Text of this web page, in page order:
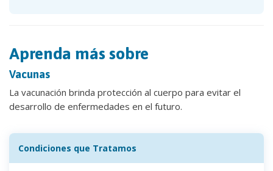
Aprenda más sobre
Vacunas
La vacunación brinda protección al cuerpo para evitar el
desarrollo de enfermedades en el futuro.
Condiciones que Tratamos